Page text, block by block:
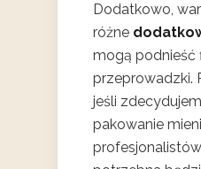
Dodatkowo,
różne
mogą podnieść
przeprowadzki.
jeśli
pakowanie